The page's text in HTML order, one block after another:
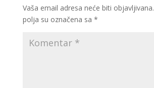
Vaša email adresa neće biti objavljivana.
polja su označena sa *